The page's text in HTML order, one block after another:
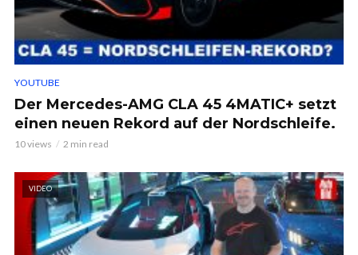
YOUTUBE
Der Mercedes-AMG CLA 45 4MATIC+ setzt
einen neuen Rekord auf der Nordschleife.
10 views 2 min read
VIDEO